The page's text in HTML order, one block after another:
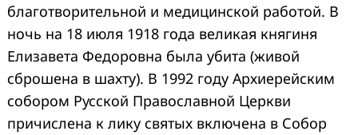
благотворительной и медицинской работой. В
ночь на 18 июля 1918 года великая княгиня
Елизавета Федоровна была убита (живой
сброшена в шахту). В 1992 году Архиерейским
собором Русской Православной Церкви
причислена к лику святых включена в Собор